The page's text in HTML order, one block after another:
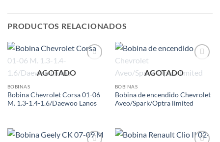
PRODUCTOS RELACIONADOS
AGOTADO
BOBINAS
Bobina Chevrolet Corsa 01-06
M. 1.3-1.4-1.6/Daewoo Lanos
wishlist
AGOTADO
BOBINAS
Bobina de encendido Chevrolet
Aveo/Spark/Optra limited